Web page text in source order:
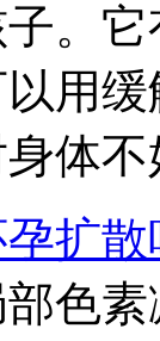
。
用
体
扩散
色